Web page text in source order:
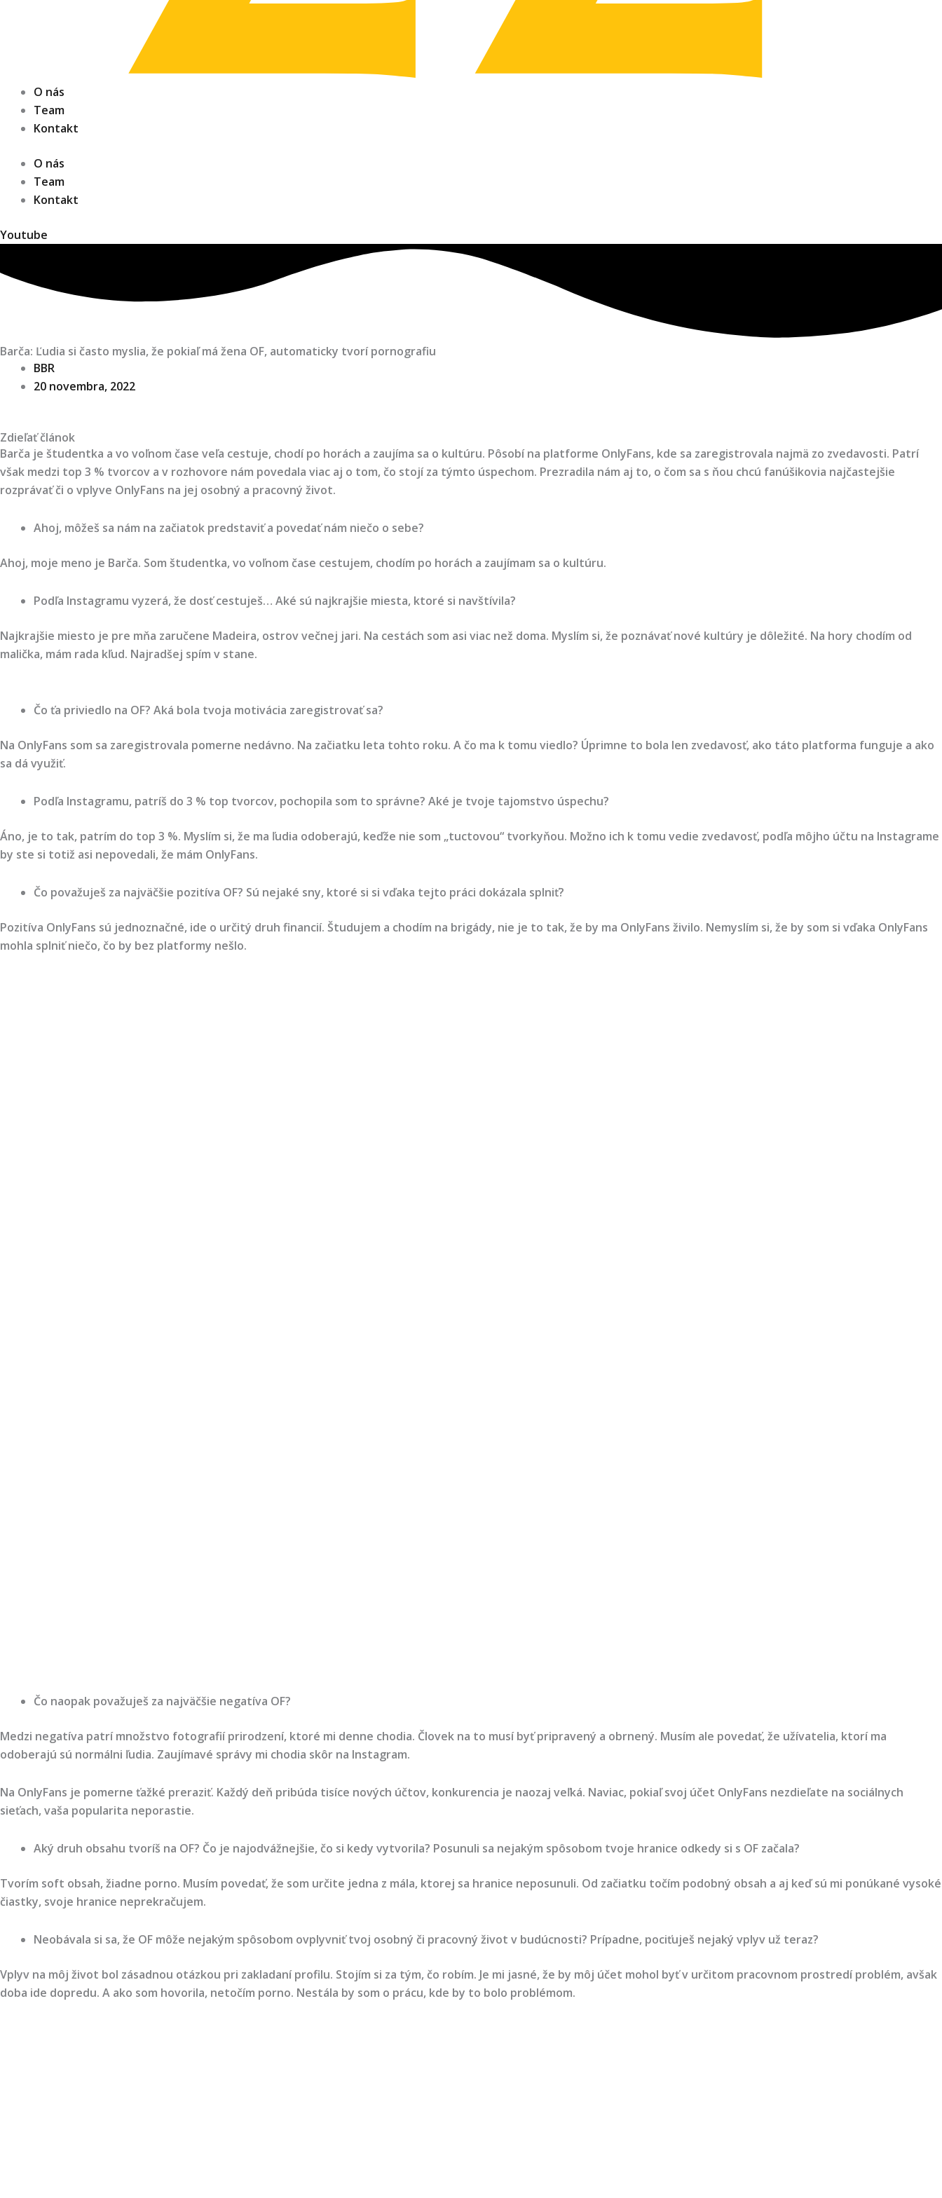
O nás
Team
Kontakt
O nás
Team
Kontakt
Youtube
Barča: Ľudia si často myslia, že pokiaľ má žena OF, automaticky tvorí pornografiu
BBR
20 novembra, 2022
Zdieľať článok
Barča je študentka a vo voľnom čase veľa cestuje, chodí po horách a zaujíma sa o kultúru. Pôsobí na platforme OnlyFans, kde sa zaregistrovala najmä zo zvedavosti. Patrí
však medzi top 3 % tvorcov a v rozhovore nám povedala viac aj o tom, čo stojí za týmto úspechom. Prezradila nám aj to, o čom sa s ňou chcú fanúšikovia najčastejšie
rozprávať či o vplyve OnlyFans na jej osobný a pracovný život.
Ahoj, môžeš sa nám na začiatok predstaviť a povedať nám niečo o sebe?
Ahoj, moje meno je Barča. Som študentka, vo voľnom čase cestujem, chodím po horách a zaujímam sa o kultúru.
Podľa Instagramu vyzerá, že dosť cestuješ… Aké sú najkrajšie miesta, ktoré si navštívila?
Najkrajšie miesto je pre mňa zaručene Madeira, ostrov večnej jari. Na cestách som asi viac než doma. Myslím si, že poznávať nové kultúry je dôležité. Na hory chodím od
malička, mám rada kľud. Najradšej spím v stane.
Čo ťa priviedlo na OF? Aká bola tvoja motivácia zaregistrovať sa?
Na OnlyFans som sa zaregistrovala pomerne nedávno. Na začiatku leta tohto roku. A čo ma k tomu viedlo? Úprimne to bola len zvedavosť, ako táto platforma funguje a ako
sa dá využiť.
Podľa Instagramu, patríš do 3 % top tvorcov, pochopila som to správne? Aké je tvoje tajomstvo úspechu?
Áno, je to tak, patrím do top 3 %. Myslím si, že ma ľudia odoberajú, keďže nie som „tuctovou“ tvorkyňou. Možno ich k tomu vedie zvedavosť, podľa môjho účtu na Instagrame
by ste si totiž asi nepovedali, že mám OnlyFans.
Čo považuješ za najväčšie pozitíva OF? Sú nejaké sny, ktoré si si vďaka tejto práci dokázala splniť?
Pozitíva OnlyFans sú jednoznačné, ide o určitý druh financií. Študujem a chodím na brigády, nie je to tak, že by ma OnlyFans živilo. Nemyslím si, že by som si vďaka OnlyFans
mohla splniť niečo, čo by bez platformy nešlo.
Čo naopak považuješ za najväčšie negatíva OF?
Medzi negatíva patrí množstvo fotografií prirodzení, ktoré mi denne chodia. Človek na to musí byť pripravený a obrnený. Musím ale povedať, že užívatelia, ktorí ma
odoberajú sú normálni ľudia. Zaujímavé správy mi chodia skôr na Instagram.
Na OnlyFans je pomerne ťažké preraziť. Každý deň pribúda tisíce nových účtov, konkurencia je naozaj veľká. Naviac, pokiaľ svoj účet OnlyFans nezdieľate na sociálnych
sieťach, vaša popularita neporastie.
Aký druh obsahu tvoríš na OF? Čo je najodvážnejšie, čo si kedy vytvorila? Posunuli sa nejakým spôsobom tvoje hranice odkedy si s OF začala?
Tvorím soft obsah, žiadne porno. Musím povedať, že som určite jedna z mála, ktorej sa hranice neposunuli. Od začiatku točím podobný obsah a aj keď sú mi ponúkané vysoké
čiastky, svoje hranice neprekračujem.
Neobávala si sa, že OF môže nejakým spôsobom ovplyvniť tvoj osobný či pracovný život v budúcnosti? Prípadne, pociťuješ nejaký vplyv už teraz?
Vplyv na môj život bol zásadnou otázkou pri zakladaní profilu. Stojím si za tým, čo robím. Je mi jasné, že by môj účet mohol byť v určitom pracovnom prostredí problém, avšak
doba ide dopredu. A ako som hovorila, netočím porno. Nestála by som o prácu, kde by to bolo problémom.